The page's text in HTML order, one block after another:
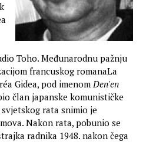
Toho. Međunarodnu pažnju
francuskog romanaLa
Gidea, pod imenomDen'en
član japanske komunističke
rata snimio je
Nakon rata, pobunio se
radnika 1948. nakon čega